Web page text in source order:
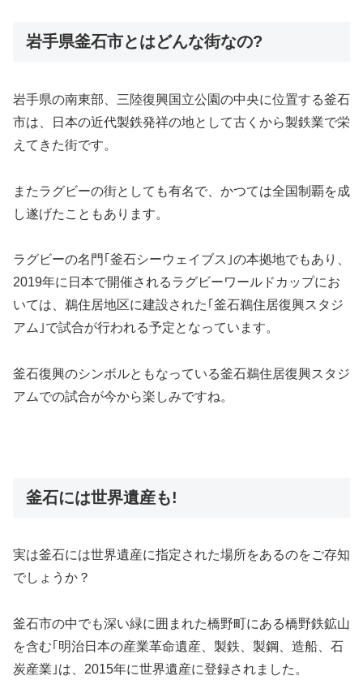
岩手県釜石市とはどんな街なの?
岩手県の南東部、三陸復興国立公園の中央に位置する釜石
市は、日本の近代製鉄発祥の地として古くから製鉄業で栄
えてきた街です。
またラグビーの街としても有名で、かつては全国制覇を成
し遂げたこともあります。
ラグビーの名門｢釜石シーウェイブス｣の本拠地でもあり、
2019年に日本で開催されるラグビーワールドカップにお
いては、鵜住居地区に建設された｢釜石鵜住居復興スタジ
アム｣で試合が行われる予定となっています。
釜石復興のシンボルともなっている釜石鵜住居復興スタジ
アムでの試合が今から楽しみですね。
釜石には世界遺産も!
実は釜石には世界遺産に指定された場所をあるのをご存知
でしょうか？
釜石市の中でも深い緑に囲まれた橋野町にある橋野鉄鉱山
を含む｢明治日本の産業革命遺産、製鉄、製鋼、造船、石
炭産業｣は、2015年に世界遺産に登録されました。